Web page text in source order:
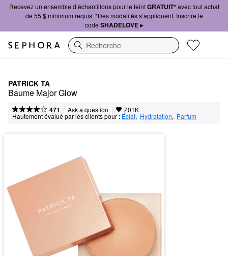
Recevez un ensemble d’échantillons pour le teintGRATUIT*avec tout achat
de 55 $ minimum requis. *Des modalités s’appliquent. Inscrire le
code SHADELOVE ▸
Recherche
PATRICK TA
Baume Major Glow
471 | Ask a question | 201K
Hautement évalué par les clients pour : Éclat, Hydratation, Parfum